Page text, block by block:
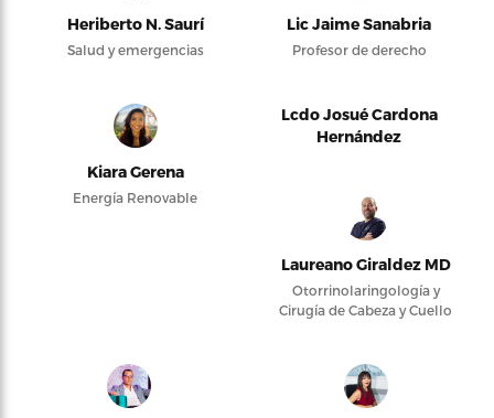
Heriberto N. Saurí
Salud y emergencias
Lic Jaime Sanabria
Profesor de derecho
Kiara Gerena
Energía Renovable
Lcdo Josué Cardona
Hernández
Laureano Giraldez MD
Otorrinolaringología y
Cirugía de Cabeza y Cuello